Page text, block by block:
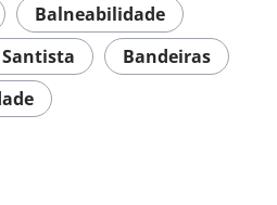
Balneabilidade
Bandeiras